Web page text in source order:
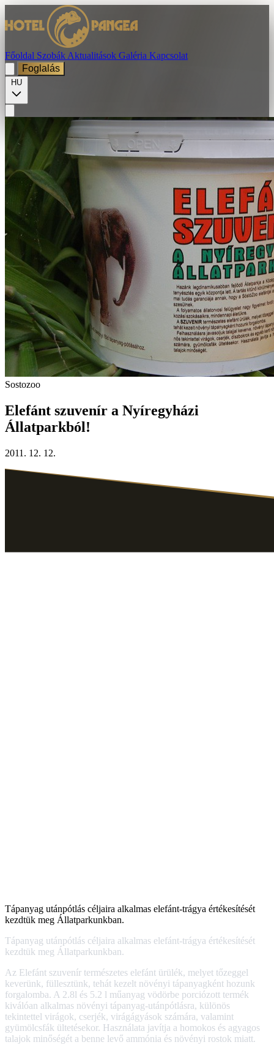
Főoldal Szobák Aktualitások Galéria Kapcsolat
Foglalás
HU
Sostozoo
Elefánt szuvenír a Nyíregyházi
Állatparkból!
2011. 12. 12.
Tápanyag utánpótlás céljaira alkalmas elefánt-trágya értékesítését
kezdtük meg Állatparkunkban.
Tápanyag utánpótlás céljaira alkalmas elefánt-trágya értékesítését
kezdtük meg Állatparkunkban.
Az Elefánt szuvenír természetes elefánt ürülék, melyet tőzeggel
keverünk, füllesztünk, tehát kezelt növényi tápanyagként hozunk
forgalomba. A 2.8l és 5.2 l műanyag vödörbe porciózott termék
kiválóan alkalmas növényi tápanyag-utánpótlásra, különös
tekintettel virágok, cserjék, virágágyások számára, valamint
gyümölcsfák ültetésekor. Használata javítja a homokos és agyagos
talajok minőségét a benne levő ammónia és növényi rostok miatt.